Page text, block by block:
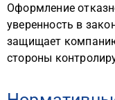
Оформление
уверенность в
защищает
стороны